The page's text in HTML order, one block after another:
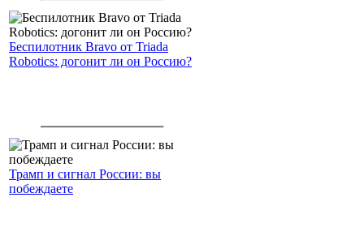
Беспилотник Bravo от Triada
Robotics: догонит ли он Россию?
Трамп и сигнал России: вы
побеждаете